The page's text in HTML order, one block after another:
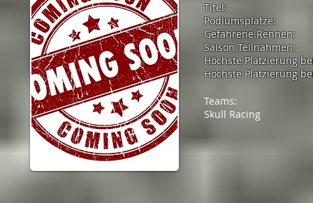
Titel:
Podiumsplätze:
Gefahrene Rennen:
Saison Teilnahmen:
Höchste Platzierung
Höchste Platzierung
Teams:
Skull Racing